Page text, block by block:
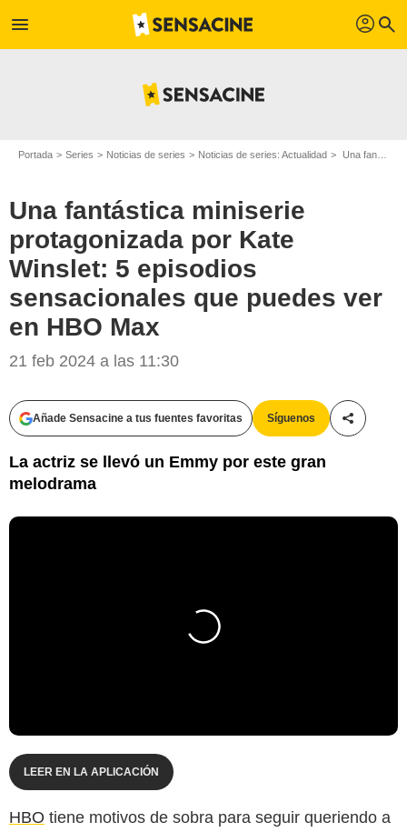
menu profil search
Portada Series Noticias de series Noticias de series: Actualidad Una fantástica miniserie protagonizada por Kate Winslet: 5 episodios sensacionales que puedes ver en HBO Max
Una fantástica miniserie
protagonizada por Kate
Winslet: 5 episodios
sensacionales que puedes ver
en HBO Max
21 feb 2024 a las 11:30
Añade Sensacine a tus fuentes favoritas Síguenos
La actriz se llevó un Emmy por este gran
melodrama
LEER EN LA APLICACIÓN
HBO tiene motivos de sobra para seguir queriendo a